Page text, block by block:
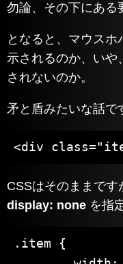
勿論、その下にある
となると、マウス
示されるのか、いや
されないのか。
矛と盾みたいな話で
<div
CSSはそのままです
display: none を指
.item {